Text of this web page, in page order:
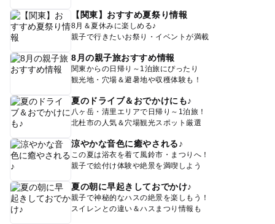
【関東】おすすめ夏祭り情報
8月＆夏休みに楽しめる♪
親子で行きたいお祭り・イベントが満載
8月の親子旅おすすめ情報
関東からの日帰り～1泊旅にぴったり
観光地・穴場＆避暑地や収穫体験も！
夏のドライブ＆おでかけにも♪
八ヶ岳・清里エリアで日帰り～1泊旅！
北杜市の人気＆穴場観光スポット厳選
涼やかな音色に癒やされる♪
この夏は浴衣を着て風鈴市・まつりへ！
親子で絵付け体験や絶景を満喫しよう
夏の朝に早起きしておでかけ♪
親子で神秘的なハスの絶景を楽しもう！
スイレンとの違い＆ハスまつり情報も